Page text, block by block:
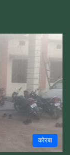
कोरबा